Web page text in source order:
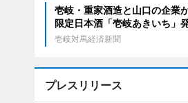
壱岐・重家酒造と山口の企
限定日本酒「壱岐あきいち」
壱岐対馬経済新聞
プレスリリース